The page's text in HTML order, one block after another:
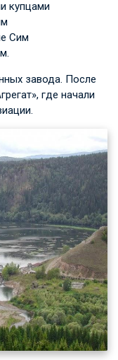
купцами
Сим
завода. После
где начали